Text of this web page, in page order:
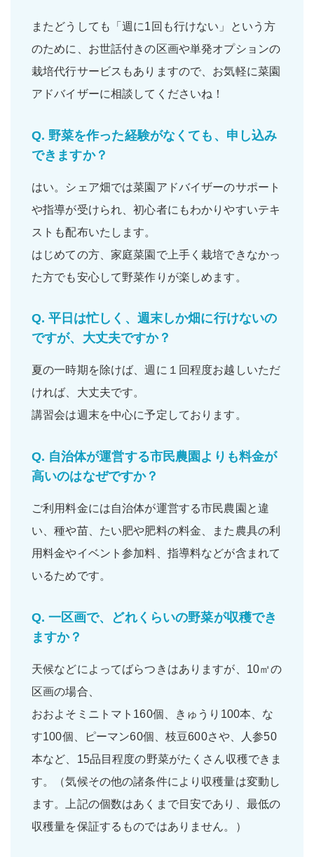
またどうしても「週に1回も行けない」という方
のために、お世話付きの区画や単発オプションの
栽培代行サービスもありますので、お気軽に菜園
アドバイザーに相談してくださいね！
Q. 野菜を作った経験がなくても、申し込み
できますか？
はい。シェア畑では菜園アドバイザーのサポート
や指導が受けられ、初心者にもわかりやすいテキ
ストも配布いたします。
はじめての方、家庭菜園で上手く栽培できなかっ
た方でも安心して野菜作りが楽しめます。
Q. 平日は忙しく、週末しか畑に行けないの
ですが、大丈夫ですか？
夏の一時期を除けば、週に１回程度お越しいただ
ければ、大丈夫です。
講習会は週末を中心に予定しております。
Q. 自治体が運営する市民農園よりも料金が
高いのはなぜですか？
ご利用料金には自治体が運営する市民農園と違
い、種や苗、 たい肥や肥料の料金 、また 農具の利
用料金やイベント参加料 指導料などが含まれて
いるためです。
Q. 一区画で、どれくらいの野菜が収穫でき
ますか？
天候などによってばらつきはありますが、10㎡の
区画の場合、
おおよそ ミニトマト160個 きゅうり100本
な
す100個
ピーマン60個 枝豆600さや、
人参50
本など、 15品目程度の野菜がたくさん収穫できま
す。（気候その他の諸条件により収穫量は変動し
ます。上記の個数はあくまで目安であり、最低の
収穫量を保証するものではありません。）